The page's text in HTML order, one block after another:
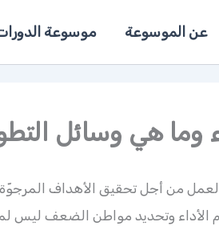
عن الموسوعة موسوعة
وما هي وسائل
من أجل تحقيق الأهداف
الأداء وتحديد مواطن الضعف ليس